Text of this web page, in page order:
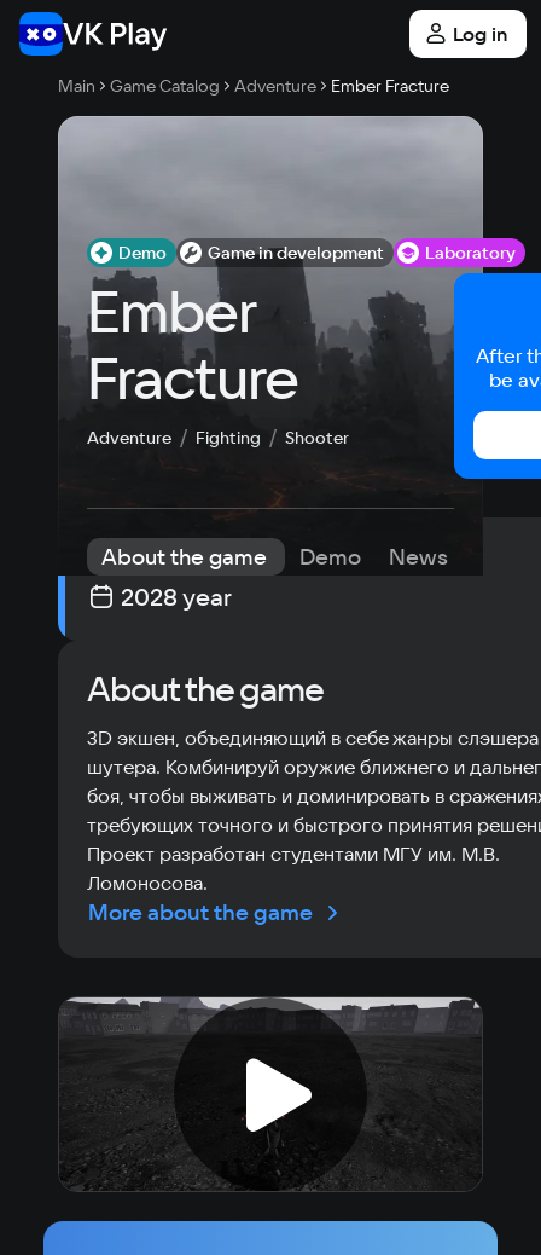
Log in
Main Game Catalog Adventure Ember Fracture
Demo Game in development Laboratory
Ember
Fracture
Adventure Fighting Shooter
After
be
About the game Demo News
Game release date
2028 year
About the game
3D экшен, объединяющий в себе жанры
шутера. Комбинируй оружие ближнего и
боя, чтобы выживать и доминировать в
требующих точного и быстрого принятия
Проект разработан студентами МГУ им. М.В.
Ломоносова.
More about the game